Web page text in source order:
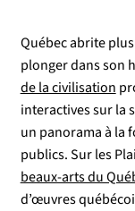
Québec abrite
plonger dans son
de la civilisation
interactives sur la
un panorama à la
publics. Sur les
beaux-arts du
d’œuvres